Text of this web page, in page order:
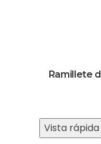
Ramillete
Vista rápida